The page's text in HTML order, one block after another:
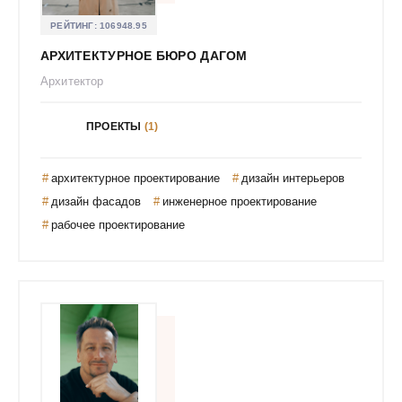
Койра Мария
Кокорина Людмила
Колюд Валентина
Конограй Eкатерина
Кордюкова Дарья Игоревна
Корнилова Виктория
Кочнева Татьяна Владимировна / ELEVEN DESIGN
Красивый Дом
Крашневская Александра
Крупнова Ксения
РЕЙТИНГ: 106948.95
АРХИТЕКТУРНОЕ БЮРО ДАГОМ
Архитектор
ПРОЕКТЫ (1)
архитектурное проектирование
дизайн интерьеров
дизайн фасадов
инженерное проектирование
рабочее проектирование